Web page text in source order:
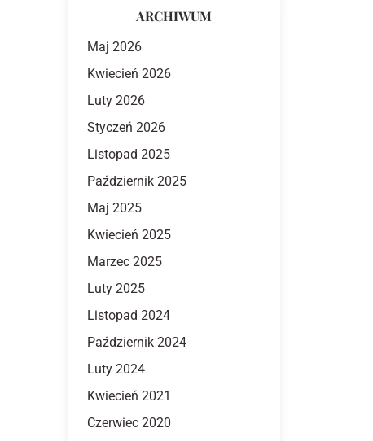
ARCHIWUM
Maj 2026
Kwiecień 2026
Luty 2026
Styczeń 2026
Listopad 2025
Październik 2025
Maj 2025
Kwiecień 2025
Marzec 2025
Luty 2025
Listopad 2024
Październik 2024
Luty 2024
Kwiecień 2021
Czerwiec 2020